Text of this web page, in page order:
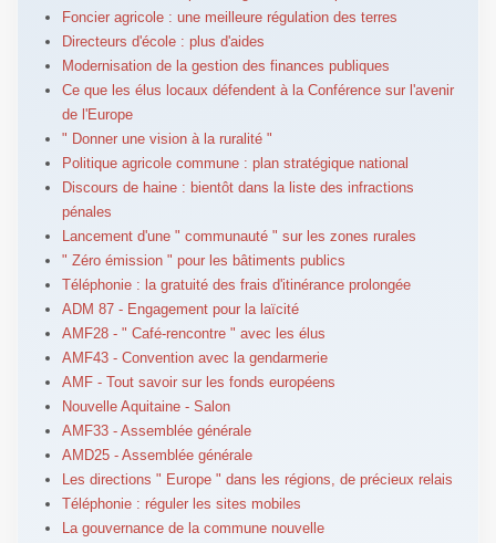
Foncier agricole : une meilleure régulation des terres
Directeurs d'école : plus d'aides
Modernisation de la gestion des finances publiques
Ce que les élus locaux défendent à la Conférence sur l'avenir
de l'Europe
" Donner une vision à la ruralité "
Politique agricole commune : plan stratégique national
Discours de haine : bientôt dans la liste des infractions
pénales
Lancement d'une " communauté " sur les zones rurales
" Zéro émission " pour les bâtiments publics
Téléphonie : la gratuité des frais d'itinérance prolongée
ADM 87 - Engagement pour la laïcité
AMF28 - " Café-rencontre " avec les élus
AMF43 - Convention avec la gendarmerie
AMF - Tout savoir sur les fonds européens
Nouvelle Aquitaine - Salon
AMF33 - Assemblée générale
AMD25 - Assemblée générale
Les directions " Europe " dans les régions, de précieux relais
Téléphonie : réguler les sites mobiles
La gouvernance de la commune nouvelle